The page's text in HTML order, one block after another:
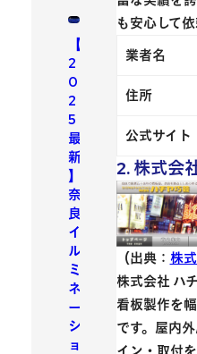
も安心して
業者名
住所
公式サイト
2. 株式会
（出典： 株
株式会社 ハ
看板製作を
です。屋内
【
2
0
2
5
最
新
】
奈
良
イ
ル
ミ
ネ
ー
シ
ョ